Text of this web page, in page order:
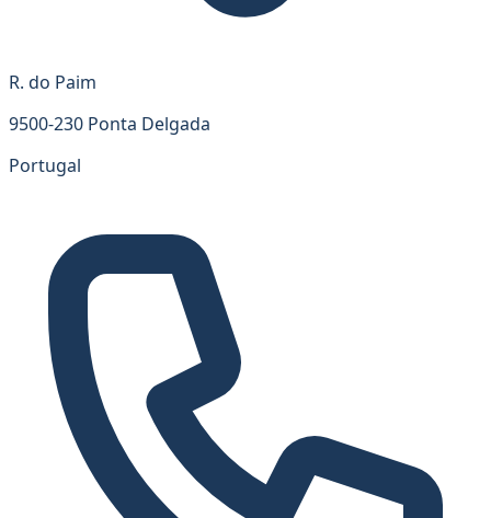
R. do Paim
9500-230 Ponta Delgada
Portugal